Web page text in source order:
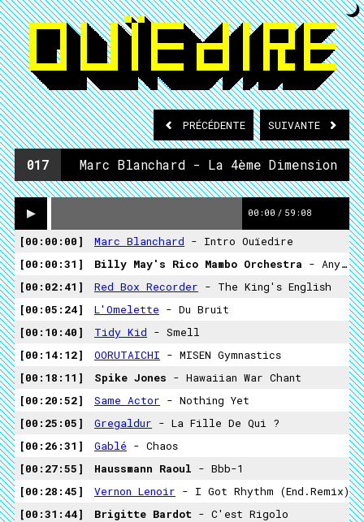
PRÉCÉDENTE SUIVANTE
017 Marc Blanchard - La 4ème Dimension
00:00 / 59:08
00:00:00 Marc Blanchard - Intro Ouïedire
00:00:31
Billy May's Rico Mambo Orchestra - Anything Can Happen Mambo
00:02:41
Red Box Recorder - The King's English
00:05:24
L'Omelette - Du Bruit
00:10:40
Tidy Kid - Smell
00:14:12
OORUTAICHI - MISEN Gymnastics
00:18:11
Spike Jones - Hawaiian War Chant
00:20:52
Same Actor - Nothing Yet
00:25:05
Gregaldur - La Fille De Qui ?
00:26:31
Gablé - Chaos
00:27:55
Haussmann Raoul - Bbb-1
00:28:45
Vernon Lenoir - I Got Rhythm (End.Remix)
00:31:44
Brigitte Bardot - C'est Rigolo